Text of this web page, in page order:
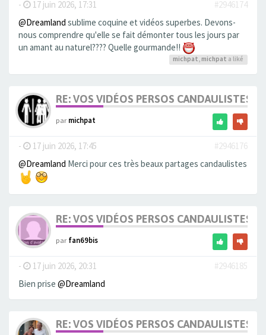
- 17 juin 2026, 17:31
#2946174
@Dreamland sublime coquine et vidéos superbes. Devons-
nous comprendre qu'elle se fait démonter tous les jours par
un amant au naturel???? Quelle gourmande!!
michpat, michpat a liké
RE: VOS VIDÉOS PERSOS CANDAULISTES
parmichpat
- 17 juin 2026, 17:45
#2946176
@Dreamland Merci pour ces très beaux partages candaulistes
RE: VOS VIDÉOS PERSOS CANDAULISTES
parfan69bis
- 17 juin 2026, 20:31
#2946185
Bien prise @Dreamland
RE: VOS VIDÉOS PERSOS CANDAULISTES